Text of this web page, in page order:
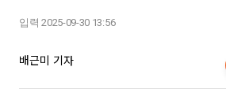
입력 2025-09-30 13:56
배근미 기자